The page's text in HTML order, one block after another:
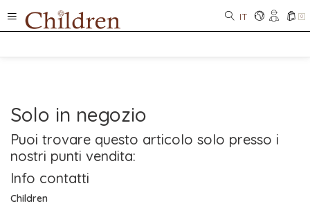
IT 0
Solo in negozio
Puoi trovare questo articolo solo presso i
nostri punti vendita:
Info contatti
Children